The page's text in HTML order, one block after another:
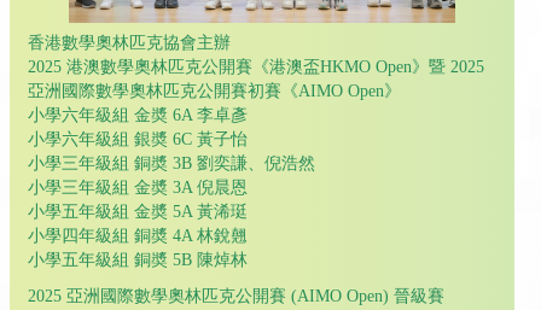
香港數學奧林匹克協會主辦
2025 港澳數學奧林匹克公開賽《港澳盃HKMO Open》暨 2025
亞洲國際數學奧林匹克公開賽初賽《AIMO Open》
小學六年級組 金奬 6A 李卓彥
小學六年級組 銀奬 6C 黃子怡
小學三年級組 銅奬 3B 劉奕謙、倪浩然
小學三年級組 金奬 3A 倪晨恩
小學五年級組 金奬 5A 黃浠珽
小學四年級組 銅奬 4A 林銳翹
小學五年級組 銅奬 5B 陳焯林
2025 亞洲國際數學奧林匹克公開賽 (AIMO Open) 晉級賽